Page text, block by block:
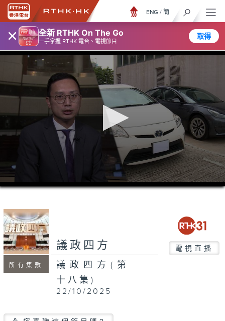
× 全新 RTHK On The Go
一手掌握 RTHK 電台、電視節目
取得
ENG / 簡
0
seconds
minutes,
7
seconds
所有集數
議政四方 電視直播
議政四方(第
十八集)
22/10/2025